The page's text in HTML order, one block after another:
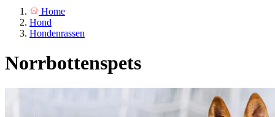
Home
Hond
Hondenrassen
Norrbottenspets